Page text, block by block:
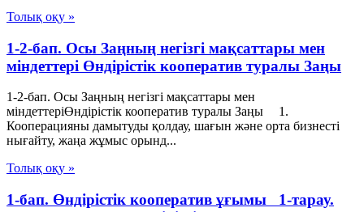
Толық оқу »
1-2-бап. Осы Заңның негізгі мақсаттары мен
міндеттері Өндiрiстiк кооператив туралы Заңы
1-2-бап. Осы Заңның негізгі мақсаттары мен
міндеттеріӨндiрiстiк кооператив туралы Заңы 1.
Кооперацияны дамытуды қолдау, шағын және орта бизнесті
нығайту, жаңа жұмыс орынд...
Толық оқу »
1-бап. Өндiрiстiк кооператив ұғымы 1-тарау.